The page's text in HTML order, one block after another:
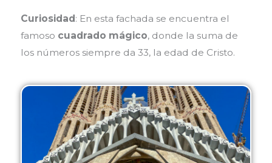
Curiosidad : En esta fachada se encuentra el
famoso cuadrado mágico, donde la suma de
los números siempre da 33, la edad de Cristo.